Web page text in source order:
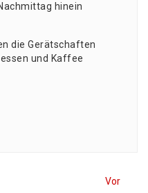
hin­ein
die Gerät­schaf­ten
und Kaf­fee
VorNext